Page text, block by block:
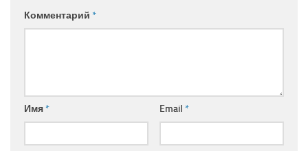
Комментарий *
Имя* Email *